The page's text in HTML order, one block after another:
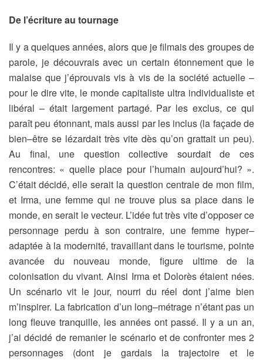
De l’écriture au tournage
Il y a quelques années, alors que je filmais des groupes de
parole, je découvrais avec un certain étonnement que le
malaise que j’éprouvais vis à vis de la société actuelle –
pour le dire vite, le monde capitaliste ultra individualiste et
libéral – était largement partagé. Par les exclus, ce qui
paraît peu étonnant, mais aussi par les inclus (la façade de
bien–être se lézardait très vite dès qu’on grattait un peu).
Au final, une question collective sourdait de ces
rencontres: « quelle place pour l’humain aujourd’hui? ».
C’était décidé, elle serait la question centrale de mon film,
et Irma, une femme qui ne trouve plus sa place dans le
monde, en serait le vecteur. L’idée fut très vite d’opposer ce
personnage perdu à son contraire, une femme hyper–
adaptée à la modernité, travaillant dans le tourisme, pointe
avancée du nouveau monde, figure ultime de la
colonisation du vivant. Ainsi Irma et Dolorès étaient nées.
Un scénario vit le jour, nourri du réel dont j’aime bien
m’inspirer. La fabrication d’un long–métrage n’étant pas un
long fleuve tranquille, les années ont passé. Il y a un an,
j’ai décidé de remanier le scénario et de confronter mes 2
personnages (dont je gardais la trajectoire et le